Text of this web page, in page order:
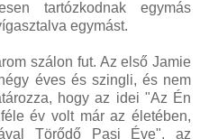
tartózkodnak egymás
egymást.
szálon fut. Az első Jamie
éves és szingli, és nem
hogy az idei "Az Én
év volt már az életében,
Törődő Pasi Éve", az